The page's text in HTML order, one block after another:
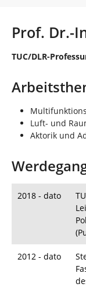
n
h
e
Prof. Dr.-
TUC/DLR-
Luft- und
Aktorik und
2018 - dato
2012 - dato